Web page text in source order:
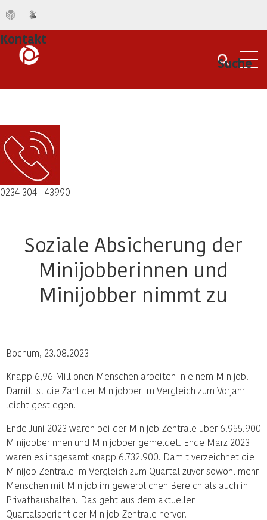
Suche
Kontakt
0234 304 - 43990
Soziale Absicherung der
Minijobberinnen und
Minijobber nimmt zu
Bochum, 23.08.2023
Knapp 6,96 Millionen Menschen arbeiten in einem Minijob.
Damit ist die Zahl der Minijobber im Vergleich zum Vorjahr
leicht gestiegen.
Ende Juni 2023 waren bei der Minijob-Zentrale über 6.955.900
Minijobberinnen und Minijobber gemeldet. Ende März 2023
waren es insgesamt knapp 6.732.900. Damit verzeichnet die
Minijob-Zentrale im Vergleich zum Quartal zuvor sowohl mehr
Menschen mit Minijob im gewerblichen Bereich als auch in
Privathaushalten. Das geht aus dem aktuellen
Quartalsbericht der Minijob-Zentrale hervor.